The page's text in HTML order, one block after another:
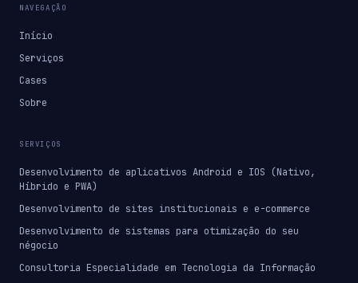
NAVEGAÇÃO
Início
Serviços
Cases
Sobre
SERVIÇOS
Desenvolvimento de aplicativos Android e IOS (Nativo,
Híbrido e PWA)
Desenvolvimento de sites institucionais e e-commerce
Desenvolvimento de sistemas para otimização do seu
négocio
Consultoria Especialidade em Tecnologia da Informação